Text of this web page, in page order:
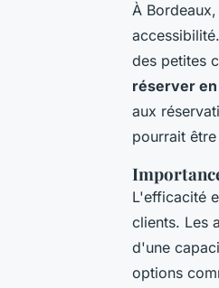
À
des petites
réserver
aux
pourrait
L'efficacité
clients. Les
d'une
options